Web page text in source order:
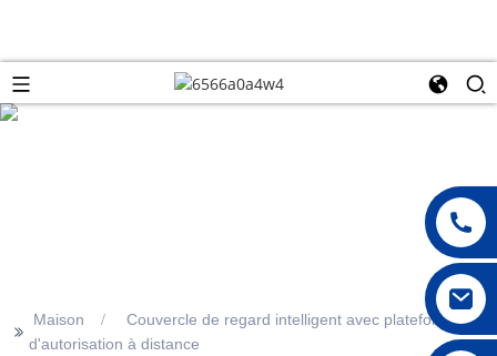
>> Maison
Couvercle de regard intelligent avec plateforme
d'autorisation à distance